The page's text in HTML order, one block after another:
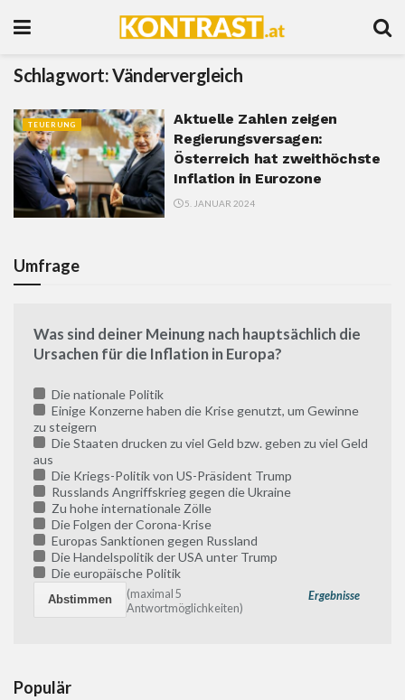
Schlagwort:Vändervergleich
TEUERUNG
Aktuelle Zahlen zeigen
Regierungsversagen:
Österreich hat zweithöchste
Inflation in Eurozone
5. JANUAR 2024
Umfrage
Was sind deiner Meinung nach hauptsächlich die
Ursachen für die Inflation in Europa?
Die nationale Politik
Einige Konzerne haben die Krise genutzt, um Gewinne
zu steigern
Die Staaten drucken zu viel Geld bzw. geben zu viel Geld
aus
Die Kriegs-Politik von US-Präsident Trump
Russlands Angriffskrieg gegen die Ukraine
Zu hohe internationale Zölle
Die Folgen der Corona-Krise
Europas Sanktionen gegen Russland
Die Handelspolitik der USA unter Trump
Die europäische Politik
Ergebnisse
(maximal 5
Antwortmöglichkeiten)
Populär